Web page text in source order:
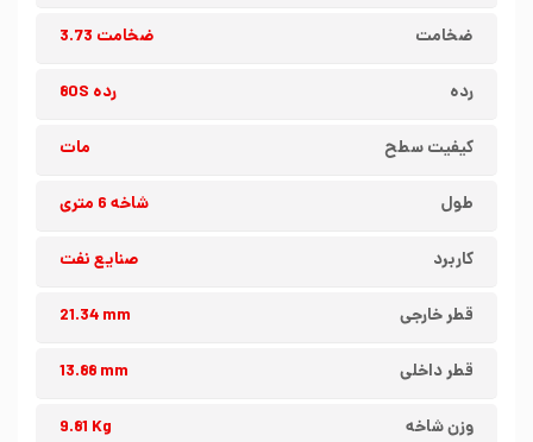
ضخامت ضخامت 3.73
رده رده 80S
کیفیت سطح مات
طول شاخه 6 متری
کاربرد صنایع نفت
قطر خارجی 21.34 mm
قطر داخلی 13.88 mm
وزن شاخه 9.81 Kg